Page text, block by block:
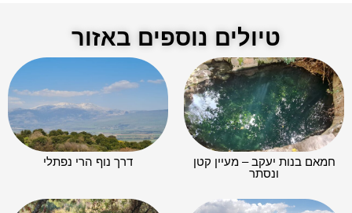
טיולים נוספים באזור
חמאם בנות יעקב – מעיין קטן
ונסתר​
דרך נוף הרי נפתלי